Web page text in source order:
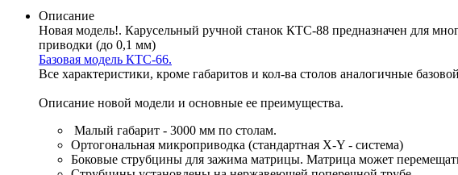
Описание
Новая модель!. Карусельный ручной станок КТС-88 предназначен для
приводки (до 0,1 мм)
Базовая модель КТС-66.
Все характеристики, кроме габаритов и кол-ва столов аналогичные
Описание новой модели и основные ее преимущества.
Малый габарит - 3000 мм по столам.
Ортогональная микроприводка (стандартная X-Y - система)
Боковые струбцины для зажима матрицы. Матрица может